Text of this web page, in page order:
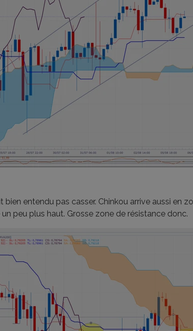
bien entendu pas casser. Chinkou arrive aussi en
peu plus haut. Grosse zone de résistance donc.